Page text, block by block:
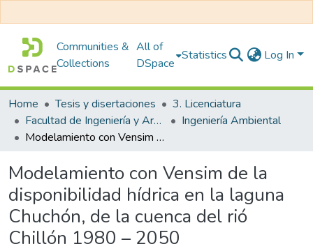
Communities &
Collections
All of
DSpace
Statistics Log In
Home Tesis y disertaciones
3. Licenciatura
Facultad de Ingeniería y Arquitectura
Ingeniería Ambiental
Modelamiento con Vensim de la disponibilidad hídrica en la laguna Chuchón, de la cuenca del rió Chillón 1980 – 2050
Modelamiento con Vensim de la
disponibilidad hídrica en la laguna
Chuchón, de la cuenca del rió
Chillón 1980 – 2050